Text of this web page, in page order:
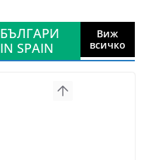
БЪЛГАРИ
IN SPAIN
Виж
всичко